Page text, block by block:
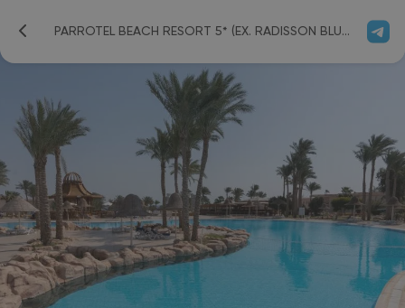
PARROTEL BEACH RESORT 5* (EX. RADISSON BLU RESORT SHARM EL SHEIKH)